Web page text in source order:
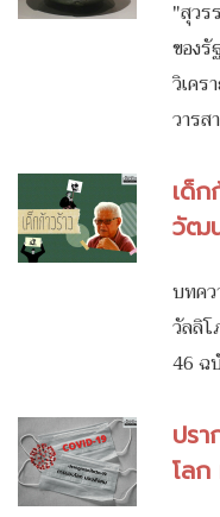
"สุวร
ของ
วิเค
วารส
เด็
วัฒ
บทค
วัลลิ
46 ฉ
ปร
โล